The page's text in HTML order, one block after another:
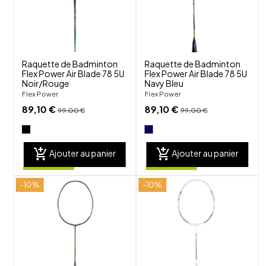
Raquette de Badminton
Flex Power Air Blade 78 5U
Noir/Rouge
Flex Power
89,10 €99,00 €
add_shopping_cart Ajouter au panier
Raquette de Badminton
Flex Power Air Blade 78 5U
Navy Bleu
Flex Power
89,10 € 99,00 €
add_shopping_cart Ajouter au panier
-10% -10%